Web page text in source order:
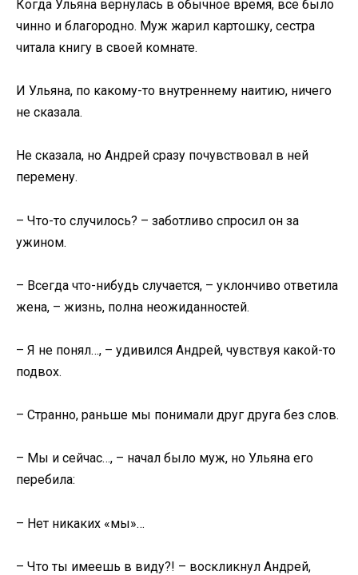
Когда Ульяна вернулась в обычное время, все было
чинно и благородно. Муж жарил картошку, сестра
читала книгу в своей комнате.
И Ульяна, по какому-то внутреннему наитию, ничего
не сказала.
Не сказала, но Андрей сразу почувствовал в ней
перемену.
– Что-то случилось? – заботливо спросил он за
ужином.
– Всегда что-нибудь случается, – уклончиво ответила
жена, – жизнь, полна неожиданностей.
– Я не понял…, – удивился Андрей, чувствуя какой-то
подвох.
– Странно, раньше мы понимали друг друга без слов.
– Мы и сейчас…, – начал было муж, но Ульяна его
перебила:
– Нет никаких «мы»…
– Что ты имеешь в виду?! – воскликнул Андрей,